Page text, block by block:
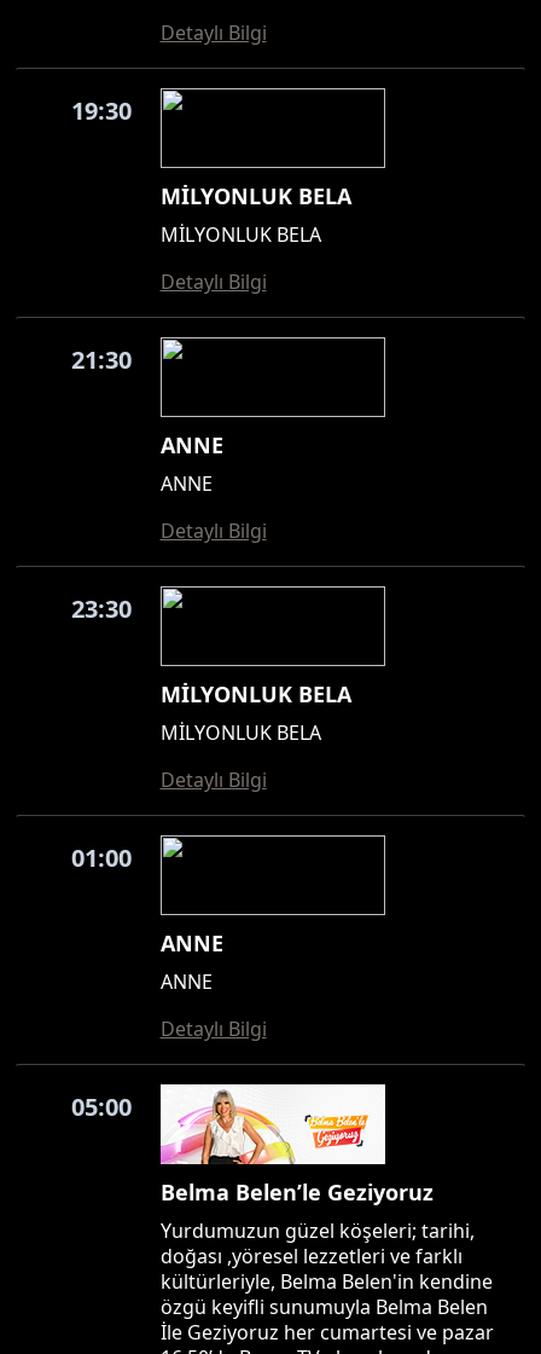
Detaylı Bilgi
19:30
MİLYONLUK BELA
MİLYONLUK BELA
Detaylı Bilgi
21:30
ANNE
ANNE
Detaylı Bilgi
23:30
MİLYONLUK BELA
MİLYONLUK BELA
Detaylı Bilgi
01:00
ANNE
ANNE
Detaylı Bilgi
05:00
Belma Belen’le Geziyoruz
Yurdumuzun güzel köşeleri; tarihi,
doğası ,yöresel lezzetleri ve farklı
kültürleriyle, Belma Belen'in kendine
özgü keyifli sunumuyla Belma Belen
İle Geziyoruz her cumartesi ve pazar